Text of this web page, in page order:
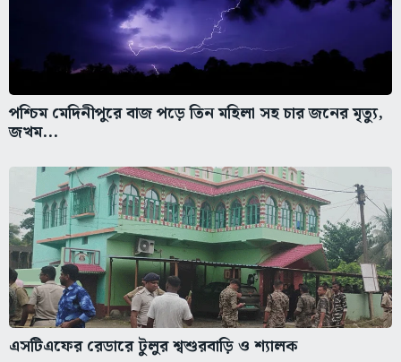
পশ্চিম মেদিনীপুরে বাজ পড়ে তিন মহিলা সহ চার জনের মৃত্যু,
জখম...
এসটিএফের রেডারে টুলুর শ্বশুরবাড়ি ও শ্যালক